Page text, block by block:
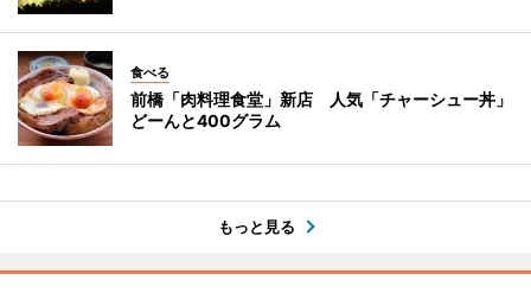
食べる
前橋「肉料理食堂」新店 人気「チャーシュー丼」
どーんと400グラム
もっと見る